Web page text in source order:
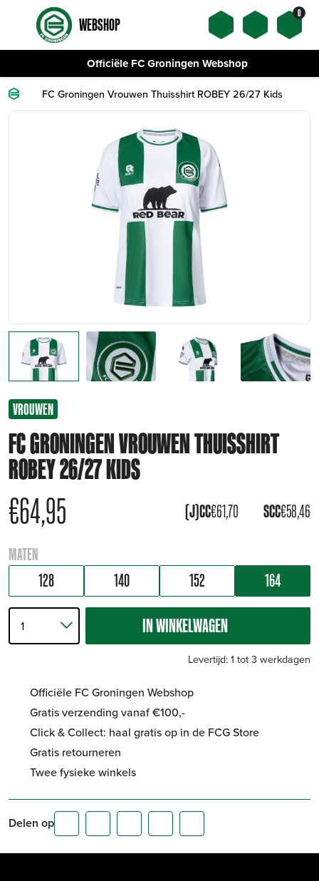
WEBSHOP
0
Officiële FC Groningen Webshop
FC Groningen Vrouwen Thuisshirt ROBEY 26/27 Kids
VROUWEN
FC GRONINGEN VROUWEN THUISSHIRT
ROBEY 26/27 KIDS
€64,95 (J)CC€61,70 SCC€58,46
MATEN
128 140 152 164
IN WINKELWAGEN
Levertijd: 1 tot 3 werkdagen
Officiële FC Groningen Webshop
Gratis verzending vanaf €100,-
Click & Collect: haal gratis op in de FCG Store
Gratis retourneren
Twee fysieke winkels
Delen op